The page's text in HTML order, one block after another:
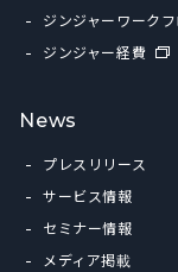
ジンジャーワーク
ジンジャー経費
News
プレスリリース
サービス情報
セミナー情報
メディア掲載